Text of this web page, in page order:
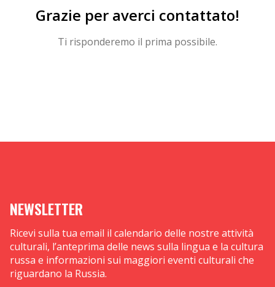
Grazie per averci contattato!
Ti risponderemo il prima possibile.
NEWSLETTER
Ricevi sulla tua email il calendario delle nostre attività
culturali, l’anteprima delle news sulla lingua e la cultura
russa e informazioni sui maggiori eventi culturali che
riguardano la Russia.